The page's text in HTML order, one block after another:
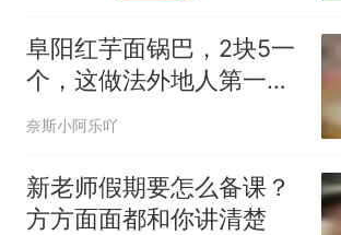
阜阳红芋面锅巴，2块5一
个，这做法外地人第一次
见
奈斯小阿乐吖
新老师假期要怎么备课？
方方面面都和你讲清楚